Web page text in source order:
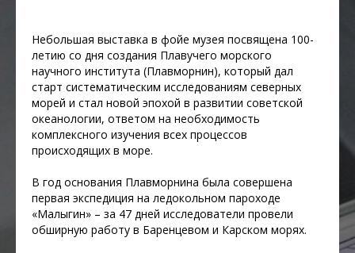
Небольшая выставка в фойе музея посвящена 100-
летию со дня создания Плавучего морского
научного института (Плавморнин), который дал
старт систематическим исследованиям северных
морей и стал новой эпохой в развитии советской
океанологии, ответом на необходимость
комплексного изучения всех процессов
происходящих в море.
В год основания Плавморнина была совершена
первая экспедиция на ледокольном пароходе
«Малыгин» – за 47 дней исследователи провели
обширную работу в Баренцевом и Карском морях.